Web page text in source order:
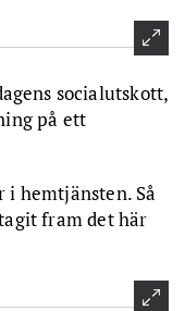
socialutskott,
på ett
hemtjänsten. Så
fram det här